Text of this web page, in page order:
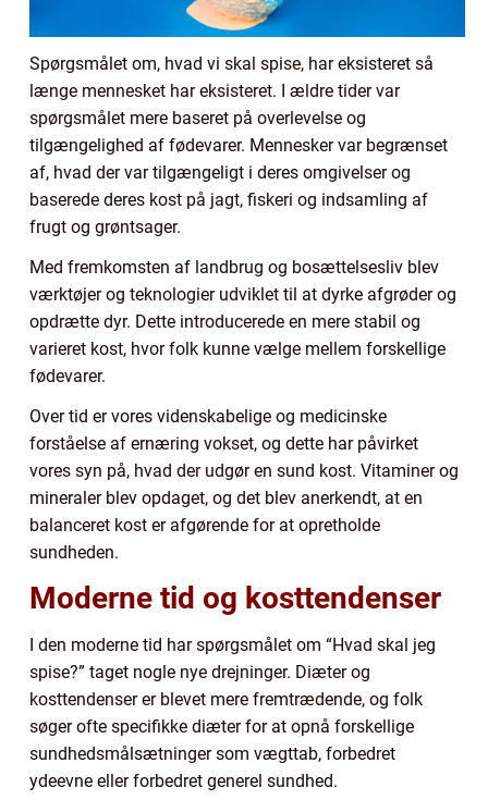
Spørgsmålet om, hvad vi skal spise, har eksisteret så
længe mennesket har eksisteret. I ældre tider var
spørgsmålet mere baseret på overlevelse og
tilgængelighed af fødevarer. Mennesker var begrænset
af, hvad der var tilgængeligt i deres omgivelser og
baserede deres kost på jagt, fiskeri og indsamling af
frugt og grøntsager.
Med fremkomsten af landbrug og bosættelsesliv blev
værktøjer og teknologier udviklet til at dyrke afgrøder og
opdrætte dyr. Dette introducerede en mere stabil og
varieret kost, hvor folk kunne vælge mellem forskellige
fødevarer.
Over tid er vores videnskabelige og medicinske
forståelse af ernæring vokset, og dette har påvirket
vores syn på, hvad der udgør en sund kost. Vitaminer og
mineraler blev opdaget, og det blev anerkendt, at en
balanceret kost er afgørende for at opretholde
sundheden.
Moderne tid og kosttendenser
I den moderne tid har spørgsmålet om “Hvad skal jeg
spise?” taget nogle nye drejninger. Diæter og
kosttendenser er blevet mere fremtrædende, og folk
søger ofte specifikke diæter for at opnå forskellige
sundhedsmålsætninger som vægttab, forbedret
ydeevne eller forbedret generel sundhed.